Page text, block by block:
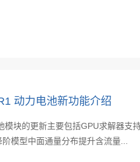
动力电池新功能介绍
块的更新主要包括GPU求解器支
模型中面通量分布提升含流量...